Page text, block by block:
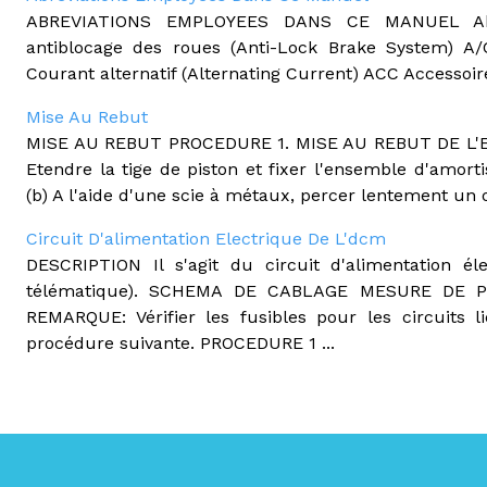
ABREVIATIONS EMPLOYEES DANS CE
antiblocage des roues (Anti-Lock Brake System)
Courant alternatif (Alternating Current) ACC
Mise Au Rebut
MISE AU REBUT PROCEDURE 1. MISE AU REBUT DE
Etendre la tige de piston et fixer l'ensemble
(b) A l'aide d'une scie à métaux, percer lentement
Circuit D'alimentation Electrique De L'dcm
DESCRIPTION Il s'agit du circuit d'alimentation
télématique). SCHEMA DE CABLAGE MESURE DE
REMARQUE: Vérifier les fusibles pour les
procédure suivante. PROCEDURE 1 ...